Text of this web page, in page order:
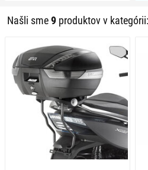
Našli sme9 produktov v kategórii: